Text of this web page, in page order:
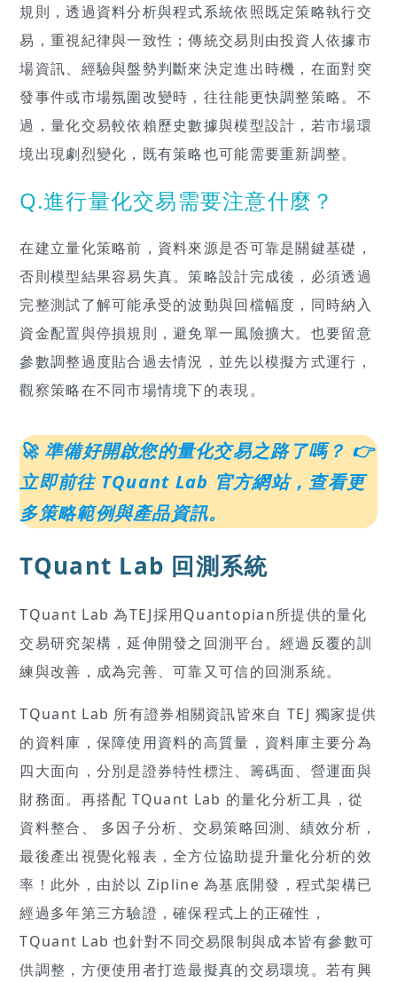
規則，透過資料分析與程式系統依照既定策略執行交
易，重視紀律與一致性；傳統交易則由投資人依據市
場資訊、經驗與盤勢判斷來決定進出時機，在面對突
發事件或市場氛圍改變時，往往能更快調整策略。不
過，量化交易較依賴歷史數據與模型設計，若市場環
境出現劇烈變化，既有策略也可能需要重新調整。
Q.進行量化交易需要注意什麼？
在建立量化策略前，資料來源是否可靠是關鍵基礎，
否則模型結果容易失真。策略設計完成後，必須透過
完整測試了解可能承受的波動與回檔幅度，同時納入
資金配置與停損規則，避免單一風險擴大。也要留意
參數調整過度貼合過去情況，並先以模擬方式運行，
觀察策略在不同市場情境下的表現。
🚀 準備好開啟您的量化交易之路了嗎？ 👉
立即前往 TQuant Lab 官方網站，查看更
多策略範例與產品資訊。
TQuant Lab 回測系統
TQuant Lab 為TEJ採用Quantopian所提供的量化
交易研究架構，延伸開發之回測平台。經過反覆的訓
練與改善，成為完善、可靠又可信的回測系統。
TQuant Lab 所有證券相關資訊皆來自 TEJ 獨家提供
的資料庫，保障使用資料的高質量，資料庫主要分為
四大面向，分別是證券特性標注、籌碼面、營運面與
財務面。再搭配 TQuant Lab 的量化分析工具，從
資料整合、 多因子分析、交易策略回測、績效分析，
最後產出視覺化報表，全方位協助提升量化分析的效
率！此外，由於以 Zipline 為基底開發，程式架構已
經過多年第三方驗證，確保程式上的正確性，
TQuant Lab 也針對不同交易限制與成本皆有參數可
供調整，方便使用者打造最擬真的交易環境。若有興